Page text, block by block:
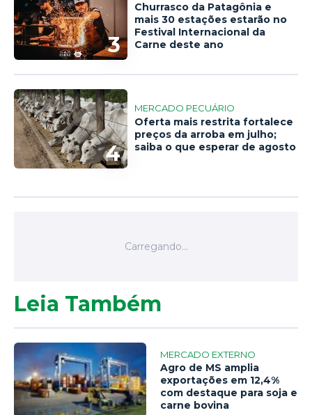
3
Churrasco da Patagônia e
mais 30 estações estarão no
Festival Internacional da
Carne deste ano
4
MERCADO PECUÁRIO
Oferta mais restrita fortalece
preços da arroba em julho;
saiba o que esperar de agosto
Leia Também
MERCADO EXTERNO
Agro de MS amplia
exportações em 12,4%
com destaque para soja e
carne bovina